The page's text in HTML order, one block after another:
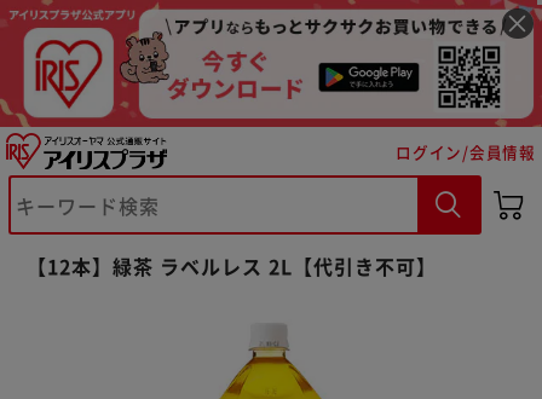
ログイン/会員情報
【12本】緑茶 ラベルレス 2L【代引き不可】